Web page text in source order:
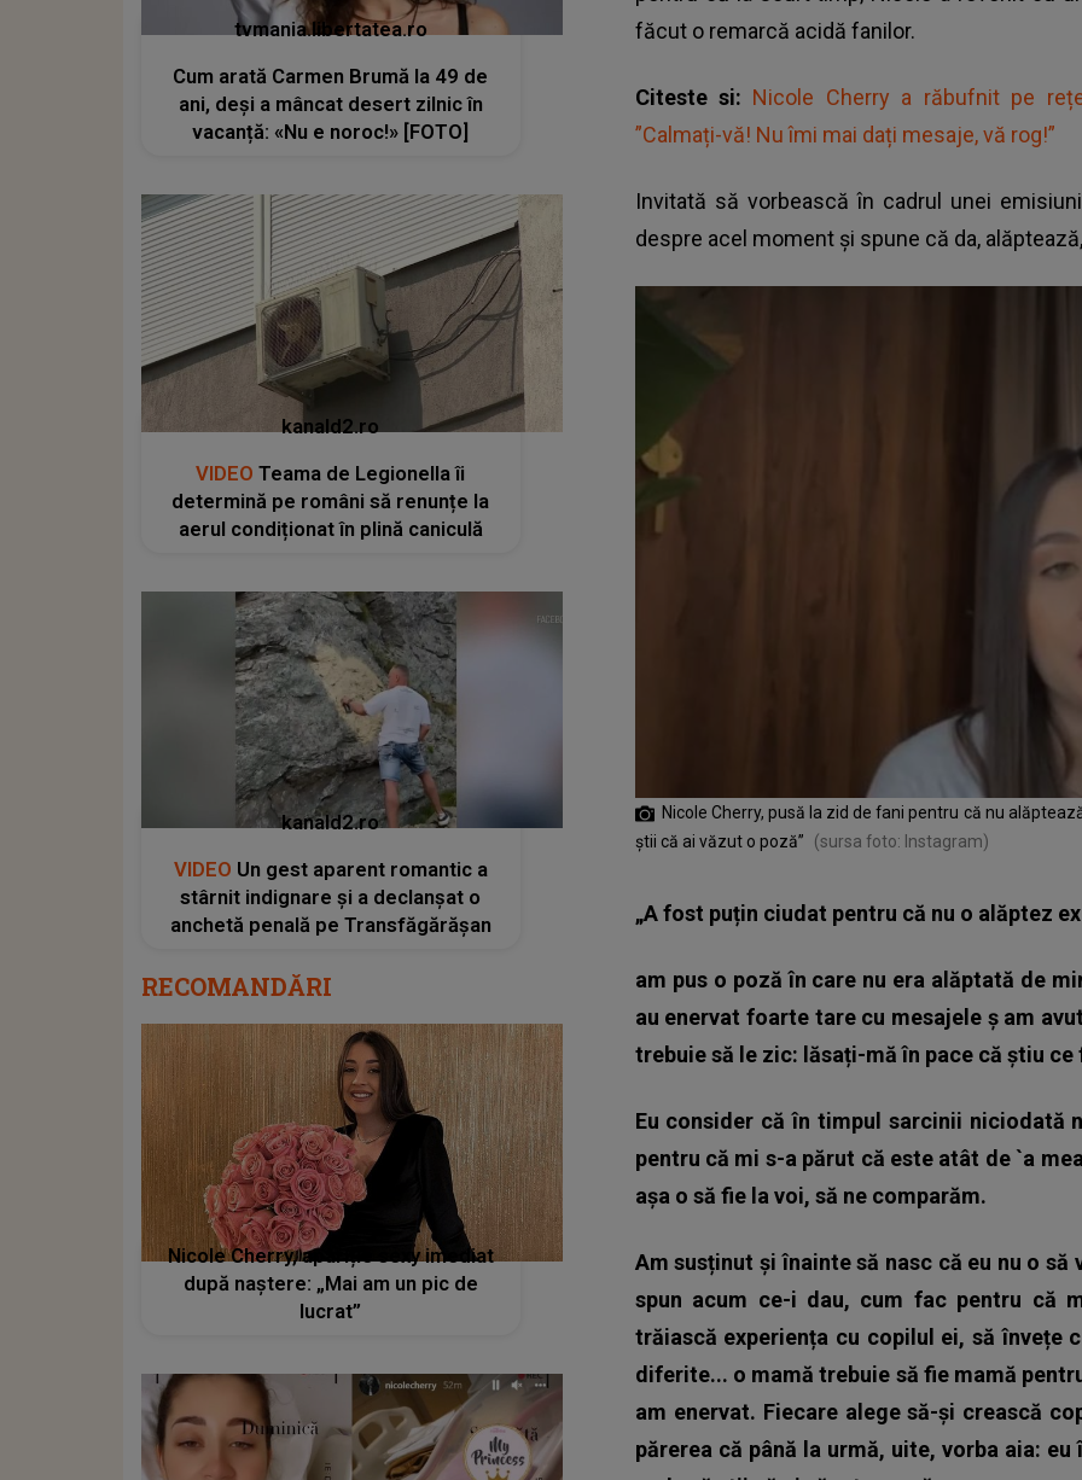
făcut o remarcă acidă fanilor.
Citeste si: Nicole Cherry a răbufnit pe
”Calmați-vă! Nu îmi mai dați mesaje, vă rog!”
Invitată să vorbească în cadrul unei
despre acel moment și spune că da,
Nicole Cherry, pusă la zid de fani pentru că nu
știi că ai văzut o poză”
(sursa foto: Instagram)
„A fost puțin ciudat pentru că nu o alăptez
am pus o poză în care nu era alăptată de
au enervat foarte tare cu mesajele ș am
trebuie să le zic: lăsați-mă în pace că știu ce
Eu consider că în timpul sarcinii niciodată
pentru că mi s-a părut că este atât de `a
așa o să fie la voi, să ne comparăm.
Am susținut și înainte să nasc că eu nu o
spun acum ce-i dau, cum fac pentru că
trăiască experiența cu copilul ei, să învețe
diferite... o mamă trebuie să fie mamă
am enervat. Fiecare alege să-și crească
părerea că până la urmă, uite, vorba aia:
tvmania.libertatea.ro
Cum arată Carmen Brumă la 49 de
ani, deși a mâncat desert zilnic în
vacanță: «Nu e noroc!» [FOTO]
kanald2.ro
VIDEO Teama de Legionella îi
determină pe români să renunțe la
aerul condiționat în plină caniculă
kanald2.ro
VIDEO Un gest aparent romantic a
stârnit indignare și a declanșat o
anchetă penală pe Transfăgărășan
RECOMANDĂRI
Nicole Cherry, apariție sexy imediat
după naștere: „Mai am un pic de
lucrat”